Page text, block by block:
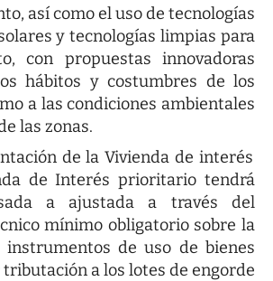
así como el uso de tecnologías
y tecnologías limpias para
con propuestas innovadoras
hábitos y costumbres de los
a las condiciones ambientales
las zonas.
de la Vivienda de interés
de Interés prioritario tendrá
a ajustada a través del
mínimo obligatorio sobre la
instrumentos de uso de bienes
a los lotes de engorde